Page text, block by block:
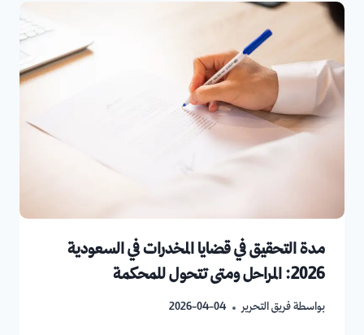
مدة التحقيق في قضايا المخدرات في السعودية
2026: المراحل ومتى تتحول للمحكمة
بواسطةفريق التحرير 2026-04-04